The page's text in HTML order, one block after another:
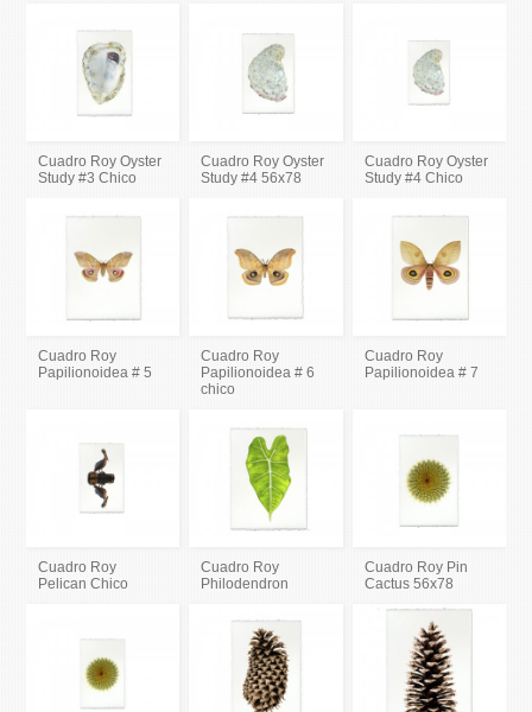
Cuadro Roy Oyster
Study #3 Chico
Cuadro Roy Oyster
Study #4 56x78
Cuadro Roy Oyster
Study #4 Chico
Cuadro Roy
Papilionoidea # 5
Cuadro Roy
Papilionoidea # 6
chico
Cuadro Roy
Papilionoidea # 7
Cuadro Roy
Pelican Chico
Cuadro Roy
Philodendron
Cuadro Roy Pin
Cactus 56x78